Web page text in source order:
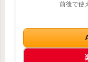
前後で使